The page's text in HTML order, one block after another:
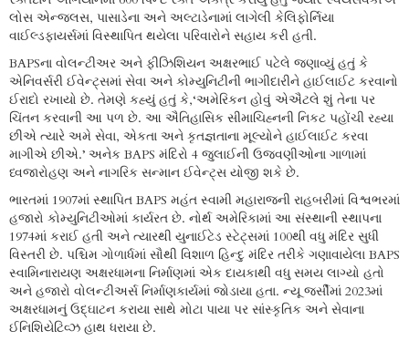
લોસ એન્જલસ, પાસાડેના અને અલ્ટાડેનામાં લાગેલી કેલિફોર્નિયા
વાઈલ્ડફાયર્સમાં વિસ્થાપિત થયેલા પરિવારોને સહાય કરી હતી.
BAPSના વોલન્ટીઅર અને ફીઝિશિયન અક્ષરભાઈ પટેલે જણાવ્યું હતું કે
એનિવર્સરી ઈવેન્ટ્સમાં સેવા અને કોમ્યુનિટીની ભાગીદારીને હાઈલાઈટ કરવાનો
ઈરાદો રખાયો છે. તેમણે કહ્યું હતું કે,‘અમેરિકન હોવું એઐટલે શું તેના પર
ચિંતન કરવાની આ પળ છે. આ ઐતિહાસિક સીમાચિહ્નની નિકટ પહોંચી રહ્યા
છીએ ત્યારે અમે સેવા, એકતા અને કૃતજ્ઞતાના મૂલ્યોને હાઈલાઈટ કરવા
માગીએ છીએ.’ અનેક BAPS મંદિરો 4 જુલાઈની ઉજવણીઓના ગાળામાં
ધ્વજારોહણ અને નાગરિક સન્માન ઈવેન્ટ્સ યોજી શકે છે.
ભારતમાં 1907માં સ્થાપિત BAPS મહંત સ્વામી મહારાજની રાહબરીમાં વિશ્વભરમાં
હજારો કોમ્યુનિટીઓમાં કાર્યરત છે. નોર્થ અમેરિકામાં આ સંસ્થાની સ્થાપના
1974માં કરાઈ હતી અને ત્યારથી યુનાઈટેડ સ્ટેટ્સમાં 100થી વધુ મંદિર સુધી
વિસ્તરી છે. પશ્ચિમ ગોળાર્ધમાં સૌથી વિશાળ હિન્દુ મંદિર તરીકે ગણાવાયેલા BAPS
સ્વામિનારાયણ અક્ષરધામના નિર્માણમાં એક દાયકાથી વધુ સમય લાગ્યો હતો
અને હજારો વોલન્ટીઅર્સ નિર્માણકાર્યમાં જોડાયા હતા. ન્યૂ જર્સીમાં 2023માં
અક્ષરધામનું ઉદ્ઘાટન કરાયા સાથે મોટા પાયા પર સાંસ્કૃતિક અને સેવાના
ઈનિશિયેટિવ્ઝ હાથ ધરાયા છે.